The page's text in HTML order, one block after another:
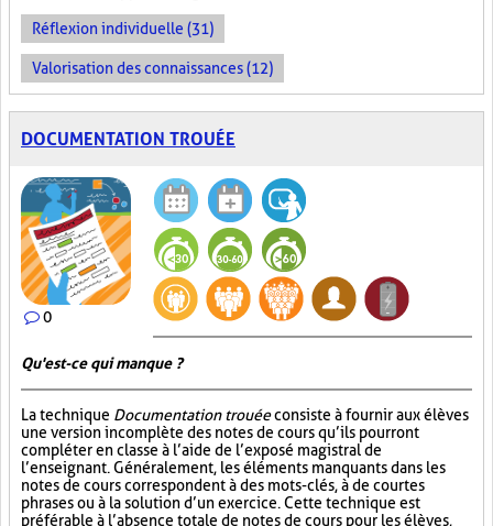
Réflexion individuelle (31)
Valorisation des connaissances (12)
DOCUMENTATION TROUÉE
0
Qu'est-ce qui manque ?
La technique Documentation trouéeconsiste à fournir aux élèves
une version incomplète des notes de cours qu’ils pourront
compléter en classe à l’aide de l’exposé magistral de
l’enseignant. Généralement, les éléments manquants dans les
notes de cours correspondent à des mots-clés, à de courtes
phrases ou à la solution d’un exercice. Cette technique est
préférable à l’absence totale de notes de cours pour les élèves,